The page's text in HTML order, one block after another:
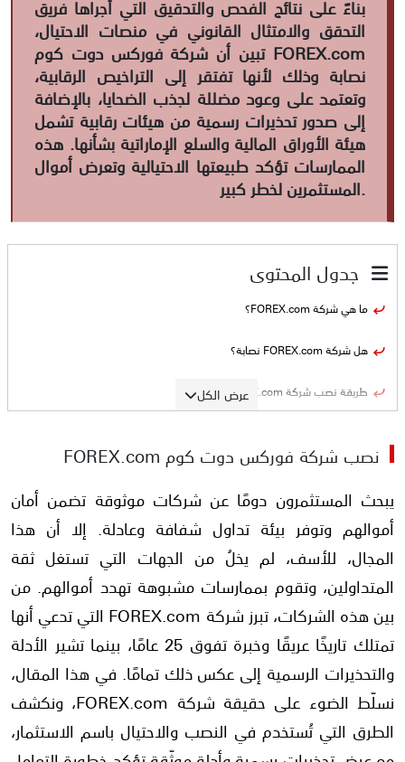
بناءً على نتائج الفحص والتدقيق التي أجراها فريق
التحقق والامتثال القانوني في منصات الاحتيال،
تبين أن شركة فوركس دوت كوم FOREX.com
نصابة وذلك لأنها تفتقر إلى التراخيص الرقابية،
وتعتمد على وعود مضللة لجذب الضحايا، بالإضافة
إلى صدور تحذيرات رسمية من هيئات رقابية تشمل
هيئة الأوراق المالية والسلع الإماراتية بشأنها. هذه
الممارسات تؤكد طبيعتها الاحتيالية وتعرض أموال
المستثمرين لخطر كبير.
جدول المحتوى
عرض الكل
ما هي شركة FOREX.com؟
هل شركة FOREX.com نصابة؟
طريقة نصب شركة FOREX.com
3- عدم حصولها على أي تراخيص مالية طوال فترة تأسيسها وحتى الآن
4- إعلانات ترويجية مضللة لاستقطاب الضحايا
نصب شركة فوركس دوت كوم FOREX.com
يبحث المستثمرون دومًا عن شركات موثوقة تضمن أمان
أموالهم وتوفر بيئة تداول شفافة وعادلة. إلا أن هذا
المجال، للأسف، لم يخلُ من الجهات التي تستغل ثقة
المتداولين، وتقوم بممارسات مشبوهة تهدد أموالهم. من
بين هذه الشركات، تبرز شركة FOREX.com التي تدعي أنها
تمتلك تاريخًا عريقًا وخبرة تفوق 25 عامًا، بينما تشير الأدلة
والتحذيرات الرسمية إلى عكس ذلك تمامًا. في هذا المقال،
نسلّط الضوء على حقيقة شركة FOREX.com، ونكشف
الطرق التي تُستخدم في النصب والاحتيال باسم الاستثمار،